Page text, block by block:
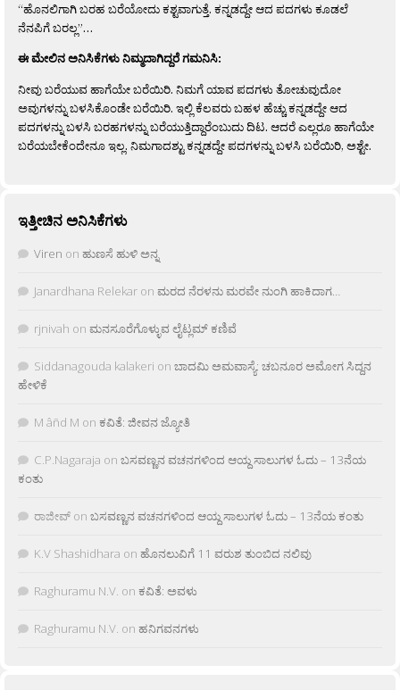
“ಹೊನಲಿಗಾಗಿ ಬರಹ ಬರೆಯೋದು ಕಶ್ಟವಾಗುತ್ತೆ. ಕನ್ನಡದ್ದೇ ಆದ ಪದಗಳು ಕೂಡಲೆ
ನೆನಪಿಗೆ ಬರಲ್ಲ”…
ಈ ಮೇಲಿನ ಅನಿಸಿಕೆಗಳು ನಿಮ್ಮದಾಗಿದ್ದರೆ ಗಮನಿಸಿ:
ನೀವು ಬರೆಯುವ ಹಾಗೆಯೇ ಬರೆಯಿರಿ. ನಿಮಗೆ ಯಾವ ಪದಗಳು ತೋಚುವುದೋ
ಅವುಗಳನ್ನು ಬಳಸಿಕೊಂಡೇ ಬರೆಯಿರಿ. ಇಲ್ಲಿ ಕೆಲವರು ಬಹಳ ಹೆಚ್ಚು ಕನ್ನಡದ್ದೇ ಆದ
ಪದಗಳನ್ನು ಬಳಸಿ ಬರಹಗಳನ್ನು ಬರೆಯುತ್ತಿದ್ದಾರೆಂಬುದು ದಿಟ. ಆದರೆ ಎಲ್ಲರೂ ಹಾಗೆಯೇ
ಬರೆಯಬೇಕೆಂದೇನೂ ಇಲ್ಲ. ನಿಮಗಾದಶ್ಟು ಕನ್ನಡದ್ದೇ ಪದಗಳನ್ನು ಬಳಸಿ ಬರೆಯಿರಿ, ಅಶ್ಟೇ.
ಇತ್ತೀಚಿನ ಅನಿಸಿಕೆಗಳು
Viren on ಹುಣಸೆ ಹುಳಿ ಅನ್ನ
Janardhana Relekar on ಮರದ ನೆರಳನು ಮರವೇ ನುಂಗಿ ಹಾಕಿದಾಗ…
rjnivah on ಮನಸೂರೆಗೊಳ್ಳುವ ಲೈಟ್ಲಮ್ ಕಣಿವೆ
Siddanagouda kalakeri on ಬಾದಮಿ ಅಮವಾಸ್ಯೆ: ಚಬನೂರ ಅಮೋಗ ಸಿದ್ದನ
ಹೇಳಿಕೆ
M âñd M on ಕವಿತೆ: ಜೀವನ ಜ್ಯೋತಿ
C.P.Nagaraja on ಬಸವಣ್ಣನ ವಚನಗಳಿಂದ ಆಯ್ದ ಸಾಲುಗಳ ಓದು – 13ನೆಯ
ಕಂತು
ರಾಜೀವ್ on ಬಸವಣ್ಣನ ವಚನಗಳಿಂದ ಆಯ್ದ ಸಾಲುಗಳ ಓದು – 13ನೆಯ ಕಂತು
K.V Shashidhara on ಹೊನಲುವಿಗೆ 11 ವರುಶ ತುಂಬಿದ ನಲಿವು
Raghuramu N.V. on ಕವಿತೆ: ಅವಳು
Raghuramu N.V. on ಹನಿಗವನಗಳು